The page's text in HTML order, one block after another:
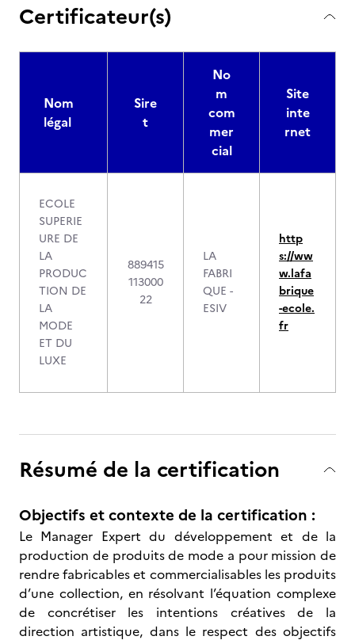
Certificateur(s)
Nom
légal
Sire
t
No
m
com
mer
cial
Site
inte
rnet
ECOLE
SUPERIE
URE DE
LA
PRODUC
TION DE
LA
MODE
ET DU
LUXE
889415
113000
22
LA
FABRI
QUE -
ESIV
http
s://ww
w.lafa
brique
-ecole.
fr
Résumé de la certification
Objectifs et contexte de la certification :
Le Manager Expert du développement et de la
production de produits de mode a pour mission de
rendre fabricables et commercialisables les produits
d’une collection, en résolvant l’équation complexe
de concrétiser les intentions créatives de la
direction artistique, dans le respect des objectifs